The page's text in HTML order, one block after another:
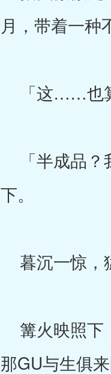
月，带着一种
「这……也算
「半成品？
下。
暮沉一惊，
篝火映照下
那GU与生俱